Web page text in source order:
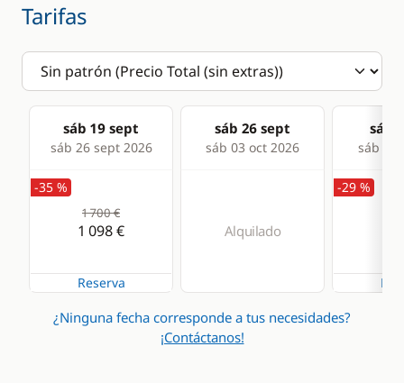
Tarifas
sáb 19 sept
sáb 26 sept 2026
sáb 26 sept
sáb 03 oct 2026
sáb
sáb 10
-35 %
1 700 €
1 098 €
Reserva
Alquilado
-29 %
¿Ninguna fecha corresponde a tus necesidades?
¡Contáctanos!